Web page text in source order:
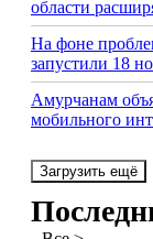
области
На фоне
запустили 18
Амурчанам
мобильного
Загрузить ещё